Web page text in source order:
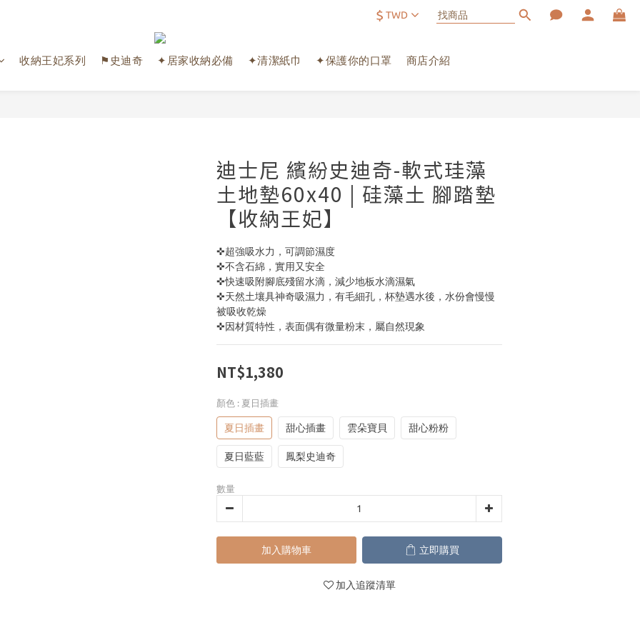
$ TWD
收納王妃系列 ⚑史迪奇 ✦居家收納必備 ✦清潔紙巾 ✦保護你的口罩 商店介紹
迪士尼 繽紛史迪奇-軟式珪藻
土地墊60x40 | 硅藻土 腳踏墊
【收納王妃】
✜超強吸水力，可調節濕度
✜不含石綿，實用又安全
✜快速吸附腳底殘留水滴，減少地板水滴濕氣
✜天然土壤具神奇吸濕力，有毛細孔，杯墊遇水後，水份會慢慢
被吸收乾燥
✜因材質特性，表面偶有微量粉末，屬自然現象
NT$1,380
顏色 : 夏日插畫
夏日插畫 甜心插畫 雲朵寶貝 甜心粉粉
夏日藍藍 鳳梨史迪奇
數量
加入購物車 立即購買
加入追蹤清單